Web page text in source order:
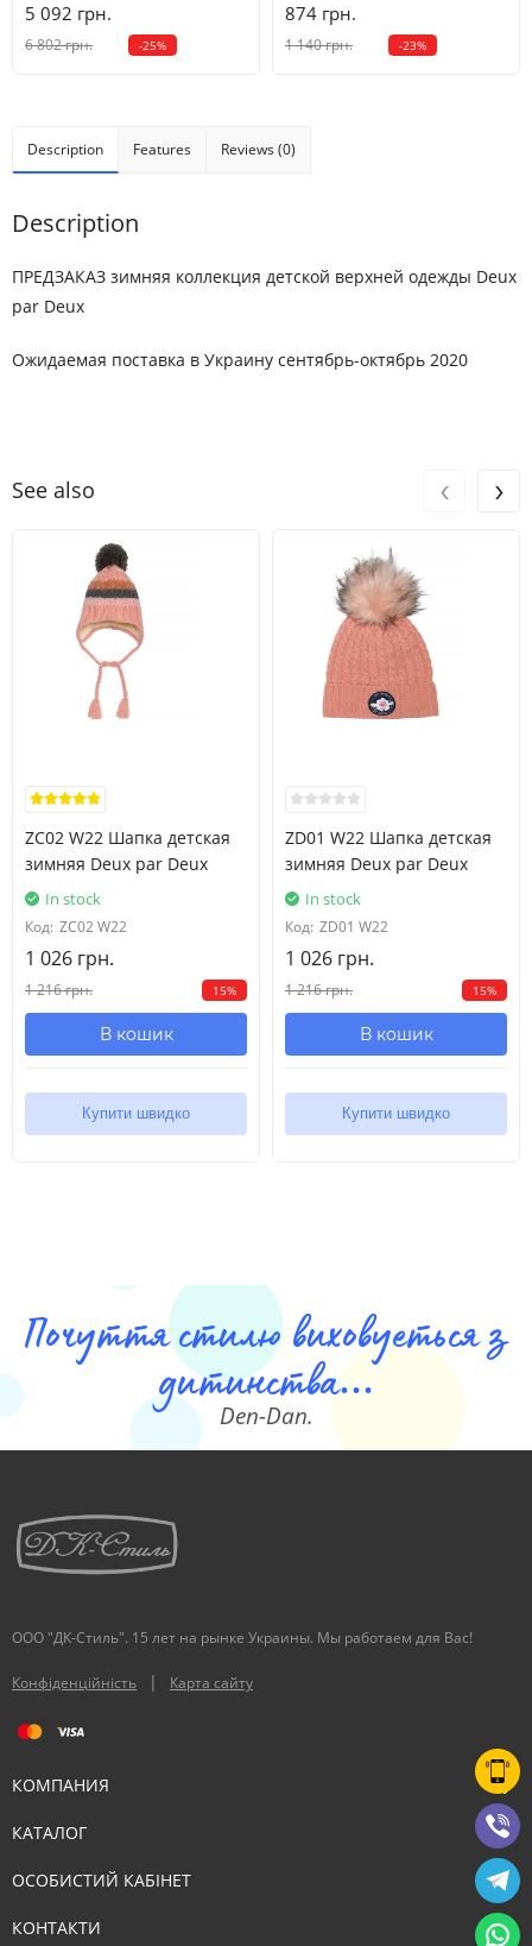
5 092 грн.
6 802 грн. -25%
874 грн.
1 140 грн. -23%
Description Features Reviews (0)
Description
ПРЕДЗАКАЗ зимняя коллекция детской верхней одежды Deux
par Deux
Ожидаемая поставка в Украину сентябрь-октябрь 2020
See also
ZC02 W22 Шапка детская
зимняя Deux par Deux
In stock
Код: ZC02 W22
1 026 грн.
1 216 грн. 15%
В кошик
Купити швидко
ZD01 W22 Шапка детская
зимняя Deux par Deux
In stock
Код: ZD01 W22
1 026 грн.
1 216 грн. 15%
В кошик
Купити швидко
‹ ›
Почуття стилю виховуеться з
дитинства...
Den-Dan.
ООО "ДК-Стиль". 15 лет на рынке Украины. Мы работаем для Вас!
Конфіденційність | Карта сайту
КОМПАНИЯ
КАТАЛОГ
ОСОБИСТИЙ КАБІНЕТ
КОНТАКТИ